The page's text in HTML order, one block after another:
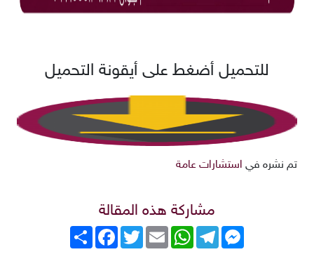
للتحميل أضغط على أيقونة التحميل
تم نشره في استشارات عامة
مشاركة هذه المقالة
انشر
FacebookTwitterEmail
WhatsAppTelegram
Messenger